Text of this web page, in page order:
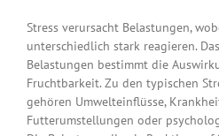
Stress verursacht Belastungen,
unterschiedlich stark reagieren.
Belastungen bestimmt die
Fruchtbarkeit. Zu den typischen
gehören Umwelteinflüsse,
Futterumstellungen oder